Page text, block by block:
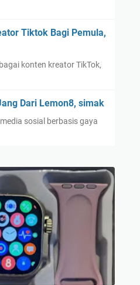
Tiktok Bagi Pemula,
konten kreator TikTok,
Dari Lemon8, simak
sosial berbasis gaya